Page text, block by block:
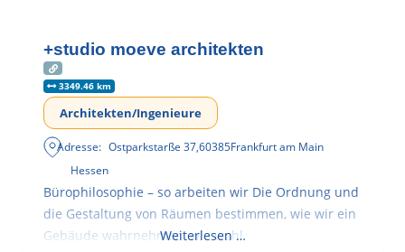
+studio moeve architekten
3349.46 km
Architekten/Ingenieure
Adresse: Ostparkstarße 37,60385Frankfurt am Main
Hessen
Bürophilosophie – so arbeiten wir Die Ordnung und
die Gestaltung von Räumen bestimmen, wie wir ein
Gebäude wahrnehmen, wie wohl
Weiterlesen …